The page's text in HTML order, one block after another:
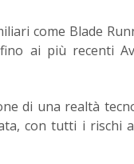
come Blade
ai più recenti
di una realtà
con tutti i rischi